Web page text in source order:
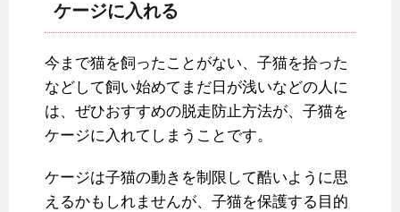
ケージに入れる
今まで猫を飼ったことがない、子猫を拾った
などして飼い始めてまだ日が浅いなどの人に
は、ぜひおすすめの脱走防止方法が、子猫を
ケージに入れてしまうことです。
ケージは子猫の動きを制限して酷いように思
えるかもしれませんが、子猫を保護する目的